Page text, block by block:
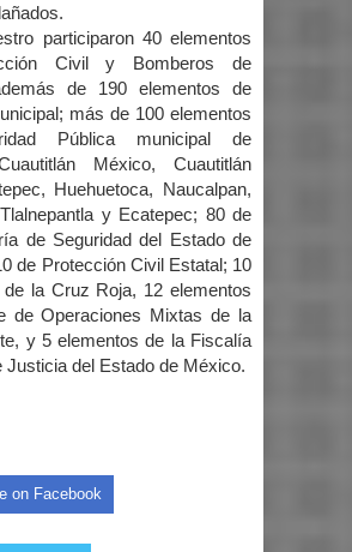
participaron 40 elementos
Civil y Bomberos de
de 190 elementos de
más de 100 elementos
Pública municipal de
México, Cuautitlán
Huehuetoca, Naucalpan,
y Ecatepec; 80 de
de Seguridad del Estado de
de Protección Civil Estatal; 10
de la Cruz Roja, 12 elementos
de Operaciones Mixtas de la
y 5 elementos de la Fiscalía
Justicia del Estado de México.
on Facebook